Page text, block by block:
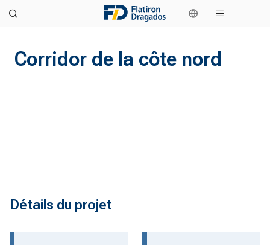
Corridor de la côte nord
Détails du projet